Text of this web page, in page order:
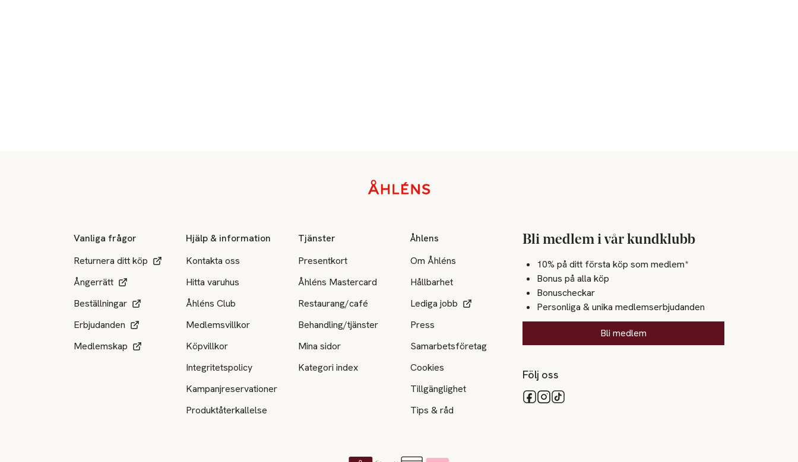
Vanliga frågor
Returnera ditt köp
Ångerrätt
Beställningar
Erbjudanden
Medlemskap
Hjälp & information
Kontakta oss
Hitta varuhus
Åhléns Club
Medlemsvillkor
Köpvillkor
Integritetspolicy
Kampanjreservationer
Produktåterkallelse
Tjänster
Presentkort
Åhléns Mastercard
Restaurang/café
Behandling/tjänster
Mina sidor
Kategori index
Åhlens
Om Åhléns
Hållbarhet
Lediga jobb
Press
Samarbetsföretag
Cookies
Tillgänglighet
Tips & råd
Bli medlem i vår kundklubb
10% på ditt första köp som medlem*
Bonus på alla köp
Bonuscheckar
Personliga & unika medlemserbjudanden
Bli medlem
Följ oss